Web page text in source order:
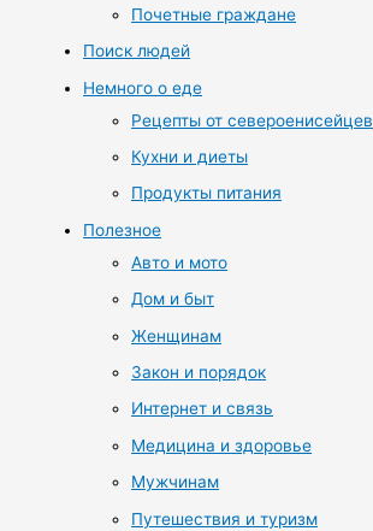
Почетные граждане
Поиск людей
Немного о еде
Рецепты от североенисейцев
Кухни и диеты
Продукты питания
Полезное
Авто и мото
Дом и быт
Женщинам
Закон и порядок
Интернет и связь
Медицина и здоровье
Мужчинам
Путешествия и туризм